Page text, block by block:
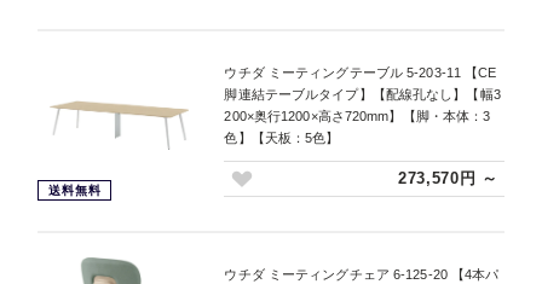
送料無料
ウチダ ミーティングテーブル 5-203-11 【CE
脚連結テーブルタイプ】【配線孔なし】【幅3
200×奥行1200×高さ720mm】【脚・本体：3
色】【天板：5色】
273,570円 ～
ウチダ ミーティングチェア 6-125-20 【4本パ